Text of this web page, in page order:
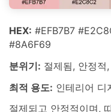
HEX: #EFB7B7
#8A6F69
분위기: 절제됨, 안정적
최적 용도: 인테리어 디
절제되고 안정적이며,